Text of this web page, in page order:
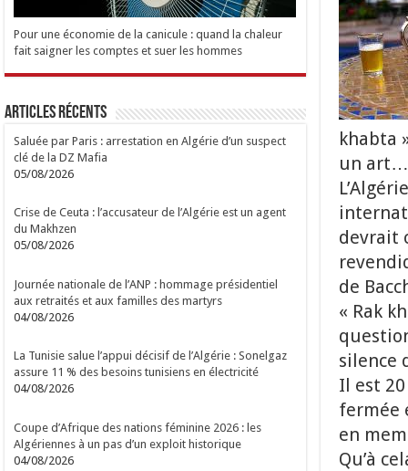
khabta
un
devrait
de
« Rak
silence
Il est
fermée
en
Qu’à
Pour une économie de la canicule : quand la chaleur
fait saigner les comptes et suer les hommes
Articles Récents
Saluée par Paris : arrestation en Algérie d’un suspect
clé de la DZ Mafia
05/08/2026
Crise de Ceuta : l’accusateur de l’Algérie est un agent
du Makhzen
05/08/2026
Journée nationale de l’ANP : hommage présidentiel
aux retraités et aux familles des martyrs
04/08/2026
La Tunisie salue l’appui décisif de l’Algérie : Sonelgaz
assure 11 % des besoins tunisiens en électricité
04/08/2026
Coupe d’Afrique des nations féminine 2026 : les
Algériennes à un pas d’un exploit historique
04/08/2026